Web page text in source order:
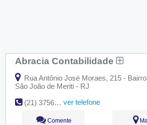
Abracia Contabilidade
Rua Antônio José Moraes, 215 -
São João de Meriti - RJ
(21) 3756-5400
ver telefone
Comente